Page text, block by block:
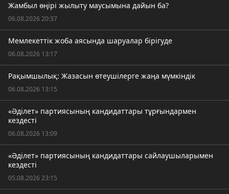
Жамбыл өңірі жылыту маусымына дайын ба?
06.08.2026 20:37
Мемлекеттік жоба аясында шаруалар бірігуде
06.08.2026 13:17
Рақымшылық: Жазасын өтеушілерге жаңа мүмкіндік
06.08.2026 13:15
«Әділет» партиясының кандидаттары тұрғындармен
кездесті
06.08.2026 13:09
«Әділет» партиясының кандидаттары сайлаушыларымен
кездесті
05.08.2026 23:15